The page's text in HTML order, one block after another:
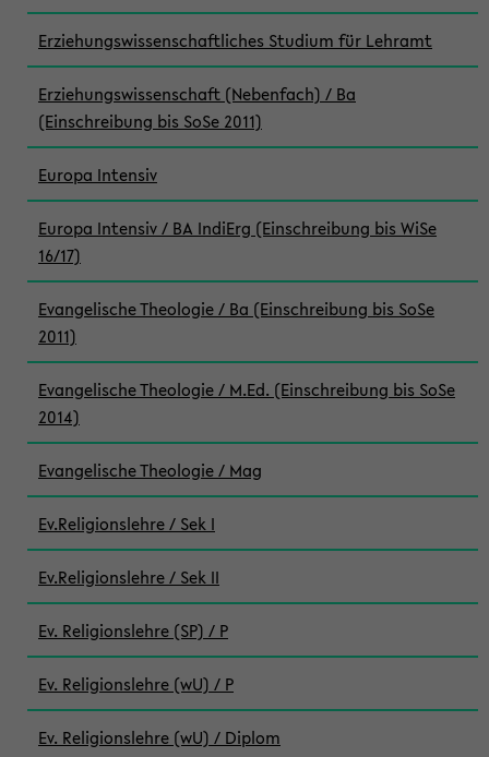
Erziehungswissenschaftliches Studium für Lehramt
Erziehungswissenschaft (Nebenfach) / Ba
(Einschreibung bis SoSe 2011)
Europa Intensiv
Europa Intensiv / BA IndiErg (Einschreibung bis WiSe
16/17)
Evangelische Theologie / Ba (Einschreibung bis SoSe
2011)
Evangelische Theologie / M.Ed. (Einschreibung bis SoSe
2014)
Evangelische Theologie / Mag
Ev.Religionslehre / Sek I
Ev.Religionslehre / Sek II
Ev. Religionslehre (SP) / P
Ev. Religionslehre (wU) / P
Ev. Religionslehre (wU) / Diplom